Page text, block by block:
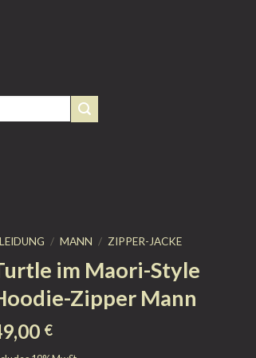
/ MANN / ZIPPER-JACKE
im Maori-Style
Zipper Mann
€